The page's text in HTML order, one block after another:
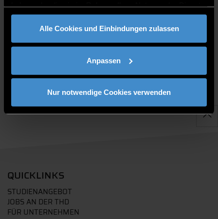
gesammelt haben.
Alle Cookies und Einbindungen zulassen
Anpassen
Nur notwendige Cookies verwenden
PUBLIKATIONEN
QUICKLINKS
STUDIENANGEBOT
JOBS AN DER THD
FÜR UNTERNEHMEN